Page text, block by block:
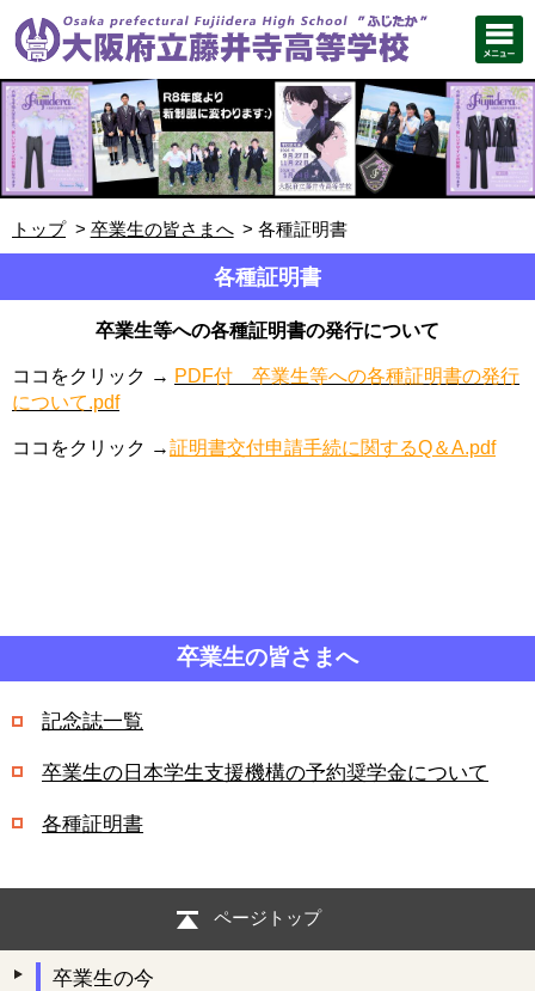
トップ 卒業生の皆さまへ 各種証明書
各種証明書
卒業生等への各種証明書の発行について
ココをクリック → PDF付 卒業生等への各種証明書の発行
について.pdf
ココをクリック →証明書交付申請手続に関するQ＆A.pdf
卒業生の皆さまへ
記念誌一覧
卒業生の日本学生支援機構の予約奨学金について
各種証明書
ページトップ
卒業生の今